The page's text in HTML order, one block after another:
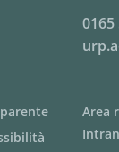
0165
Area